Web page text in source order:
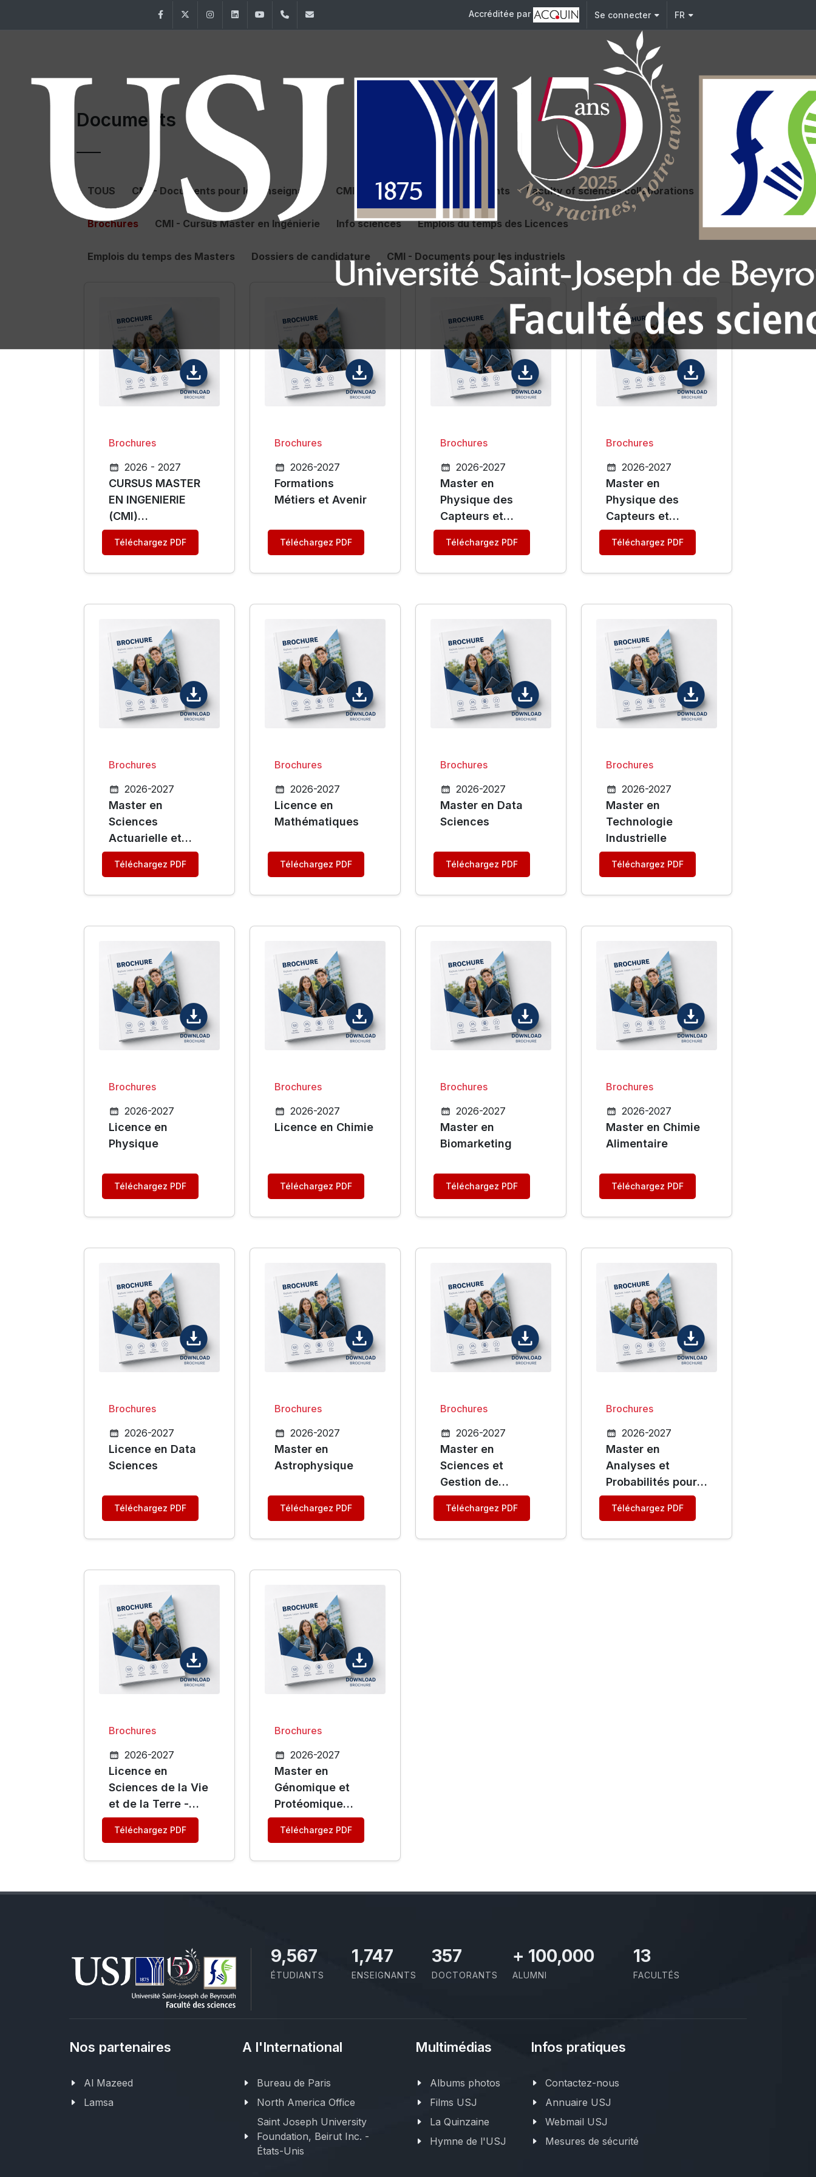
FacebookTwitter InstagramLinkedInYouTube+961 (1) 421 368 Accréditée par Se connecter FR
Documents
TOUS CMI - Documents pour les enseignants CMI - Documents pour les étudiants Faculty of sciences collaborations
Brochures CMI - Cursus Master en Ingénierie Info sciences Emplois du temps des Licences
Emplois du temps des Masters Dossiers de candidature CMI - Documents pour les industriels
Brochures
2026 - 2027
CURSUS MASTER
EN INGENIERIE
(CMI)
TECHNOLOGIE
INDUSTRIELLE
Téléchargez PDF
Brochures
2026-2027
Formations
Métiers et Avenir
Téléchargez PDF
Brochures
2026-2027
Master en
Physique des
Capteurs et
Instrumentation
Téléchargez PDF
Brochures
2026-2027
Master en
Physique des
Capteurs et
Instrumentation -
Option :
Téléchargez PDF
Brochures
2026-2027
Master en
Sciences
Actuarielle et
Financière
Téléchargez PDF
Brochures
2026-2027
Licence en
Mathématiques
Téléchargez PDF
Brochures
2026-2027
Master en Data
Sciences
Téléchargez PDF
Brochures
2026-2027
Master en
Technologie
Industrielle
Téléchargez PDF
Brochures
2026-2027
Licence en
Physique
Téléchargez PDF
Brochures
2026-2027
Licence en Chimie
Téléchargez PDF
Brochures
2026-2027
Master en
Biomarketing
Téléchargez PDF
Brochures
2026-2027
Master en Chimie
Alimentaire
Téléchargez PDF
Brochures
2026-2027
Licence en Data
Sciences
Téléchargez PDF
Brochures
2026-2027
Master en
Astrophysique
Téléchargez PDF
Brochures
2026-2027
Master en
Sciences et
Gestion de
l'Environnement
Téléchargez PDF
Brochures
2026-2027
Master en
Analyses et
Probabilités pour
les Équations aux
Dérivées Partielles
Téléchargez PDF
Brochures
2026-2027
Licence en
Sciences de la Vie
et de la Terre -
Biochimie
Téléchargez PDF
Brochures
2026-2027
Master en
Génomique et
Protéomique
Fonctionnelles
Téléchargez PDF
11,727
ÉTUDIANTS
2,142
ENSEIGNANTS
437
DOCTORANTS
+ 100,000
ALUMNI
13
FACULTÉS
Nos partenaires
Al Mazeed
Lamsa
A l'International
Bureau de Paris
North America Office
Saint Joseph University
Foundation, Beirut Inc. -
États-Unis
Multimédias
Albums photos
Films USJ
La Quinzaine
Hymne de l'USJ
Infos pratiques
Contactez-nous
Annuaire USJ
Webmail USJ
Mesures de sécurité